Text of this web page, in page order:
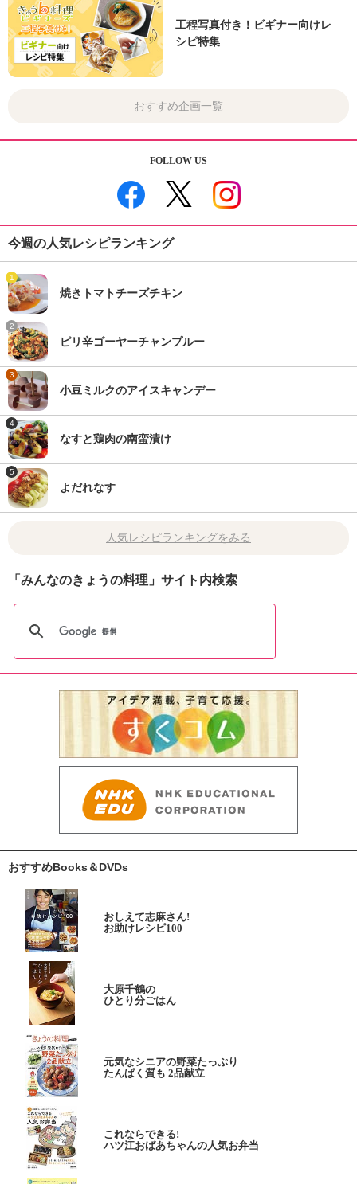
工程写真付き！ビギナー向けレ
シピ特集
おすすめ企画一覧
FOLLOW US
今週の人気レシピランキング
1
焼きトマトチーズチキン
2
ピリ辛ゴーヤーチャンプルー
3
小豆ミルクのアイスキャンデー
4
なすと鶏肉の南蛮漬け
5
よだれなす
人気レシピランキングをみる
「みんなのきょうの料理」サイト内検索
おすすめBooks＆DVDs
おしえて志麻さん!
お助けレシピ100
大原千鶴の
ひとり分ごはん
元気なシニアの野菜たっぷり
たんぱく質も 2品献立
これならできる!
ハツ江おばあちゃんの人気お弁当